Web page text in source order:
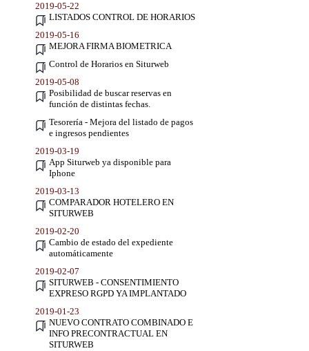
2019-05-22
LISTADOS CONTROL DE HORARIOS
2019-05-16
MEJORA FIRMA BIOMETRICA
Control de Horarios en Siturweb
2019-05-08
Posibilidad de buscar reservas en
función de distintas fechas.
Tesorería - Mejora del listado de pagos
e ingresos pendientes
2019-03-19
App Siturweb ya disponible para
Iphone
2019-03-13
COMPARADOR HOTELERO EN
SITURWEB
2019-02-20
Cambio de estado del expediente
automáticamente
2019-02-07
SITURWEB - CONSENTIMIENTO
EXPRESO RGPD YA IMPLANTADO
2019-01-23
NUEVO CONTRATO COMBINADO E
INFO PRECONTRACTUAL EN
SITURWEB